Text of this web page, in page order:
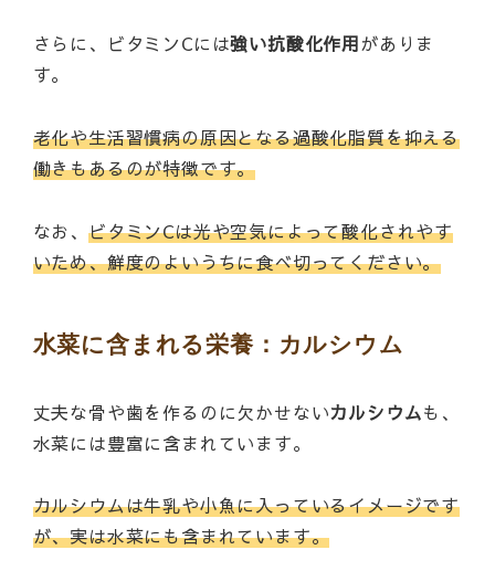
さらに、ビタミンCには強い抗酸化作用がありま
す。
老化や生活習慣病の原因となる過酸化脂質を抑える
働きもあるのが特徴です。
なお、 ビタミンCは光や空気によって酸化されやす
いため、鮮度のよいうちに食べ切ってください。
水菜に含まれる栄養：カルシウム
丈夫な骨や歯を作るのに欠かせないカルシウムも、
水菜には豊富に含まれています。
カルシウムは牛乳や小魚に入っているイメージです
が、実は水菜にも含まれています。